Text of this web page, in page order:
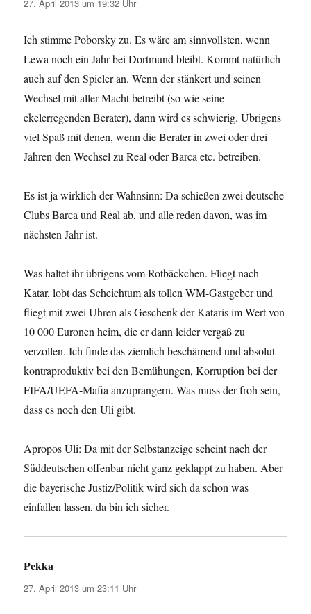
27. April 2013 um 19:32 Uhr
Ich stimme Poborsky zu. Es wäre am sinnvollsten, wenn
Lewa noch ein Jahr bei Dortmund bleibt. Kommt natürlich
auch auf den Spieler an. Wenn der stänkert und seinen
Wechsel mit aller Macht betreibt (so wie seine
ekelerregenden Berater), dann wird es schwierig. Übrigens
viel Spaß mit denen, wenn die Berater in zwei oder drei
Jahren den Wechsel zu Real oder Barca etc. betreiben.
Es ist ja wirklich der Wahnsinn: Da schießen zwei deutsche
Clubs Barca und Real ab, und alle reden davon, was im
nächsten Jahr ist.
Was haltet ihr übrigens vom Rotbäckchen. Fliegt nach
Katar, lobt das Scheichtum als tollen WM-Gastgeber und
fliegt mit zwei Uhren als Geschenk der Kataris im Wert von
10 000 Euronen heim, die er dann leider vergaß zu
verzollen. Ich finde das ziemlich beschämend und absolut
kontraproduktiv bei den Bemühungen, Korruption bei der
FIFA/UEFA-Mafia anzuprangern. Was muss der froh sein,
dass es noch den Uli gibt.
Apropos Uli: Da mit der Selbstanzeige scheint nach der
Süddeutschen offenbar nicht ganz geklappt zu haben. Aber
die bayerische Justiz/Politik wird sich da schon was
einfallen lassen, da bin ich sicher.
Pekka
27. April 2013 um 23:11 Uhr